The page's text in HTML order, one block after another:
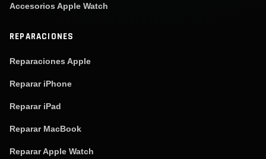
Accesorios Apple Watch
REPARACIONES
Reparaciones Apple
Reparar iPhone
Reparar iPad
Reparar MacBook
Reparar Apple Watch